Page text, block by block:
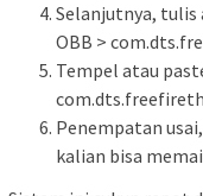
Selanjutnya, tulis
OBB >
Tempel atau
com.dts.freefireth
Penempatan
kalian bisa